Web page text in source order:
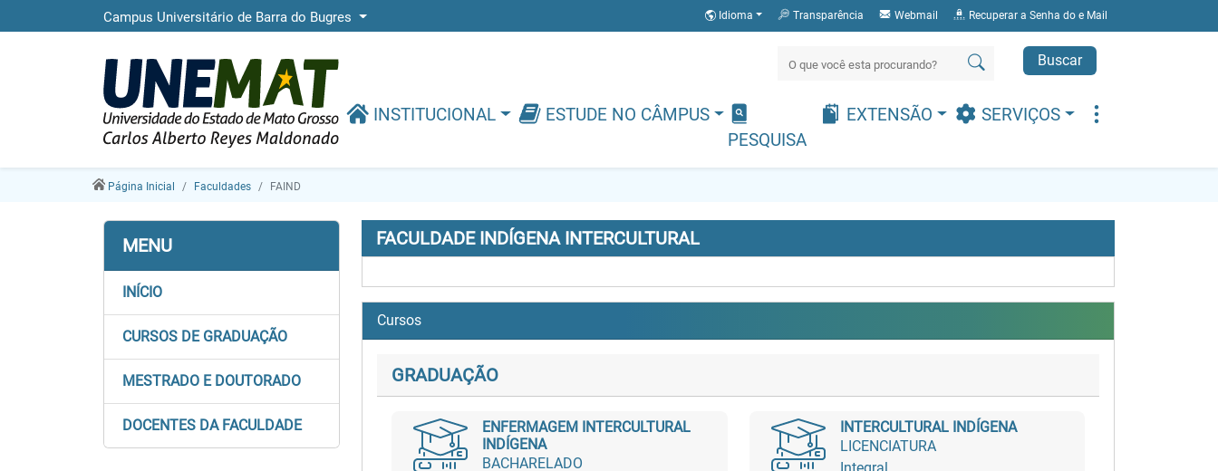
Campus Universitário de Barra do Bugres Idioma Transparência Webmail Recuperar a Senha do e Mail
Buscar
INSTITUCIONAL
ESTUDE NO CÂMPUS
PESQUISA
EXTENSÃO SERVIÇOS
Página Inicial Faculdades FAIND
MENU
INÍCIO
CURSOS DE GRADUAÇÃO
MESTRADO E DOUTORADO
DOCENTES DA FACULDADE
FACULDADE INDÍGENA INTERCULTURAL
Cursos
GRADUAÇÃO
ENFERMAGEM INTERCULTURAL
INDÍGENA
BACHARELADO
INTERCULTURAL INDÍGENA
LICENCIATURA